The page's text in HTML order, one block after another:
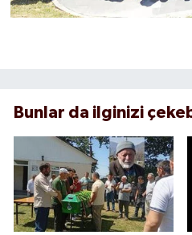
Bunlar da ilginizi